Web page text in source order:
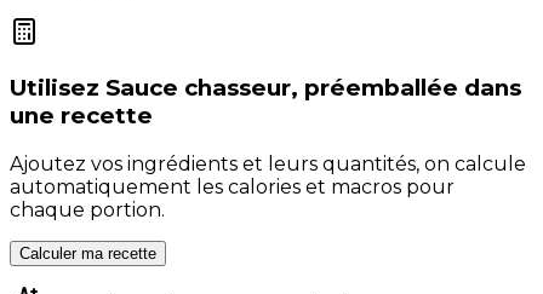
Utilisez Sauce chasseur, préemballée dans
une recette
Ajoutez vos ingrédients et leurs quantités, on calcule
automatiquement les calories et macros pour
chaque portion.
Calculer ma recette